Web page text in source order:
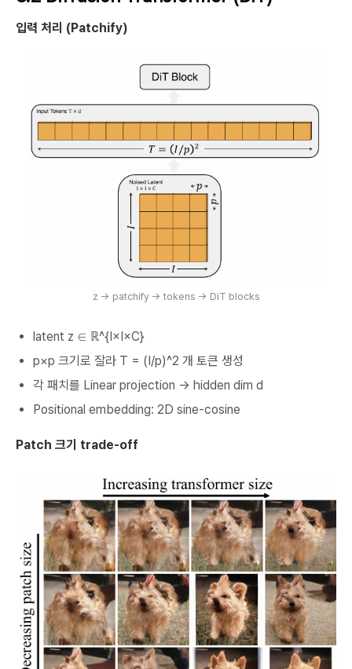
입력 처리 (Patchify)
z → patchify → tokens → DiT blocks
latent z ∈ ℝ^{I×I×C}
p×p 크기로 잘라 T = (I/p)^2 개 토큰 생성
각 패치를 Linear projection → hidden dim d
Positional embedding: 2D sine-cosine
Patch 크기 trade-off